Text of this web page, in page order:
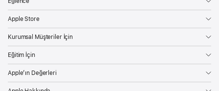
Apple Store
Kurumsal Müşteriler İçin
Eğitim İçin
Apple’ın Değerleri